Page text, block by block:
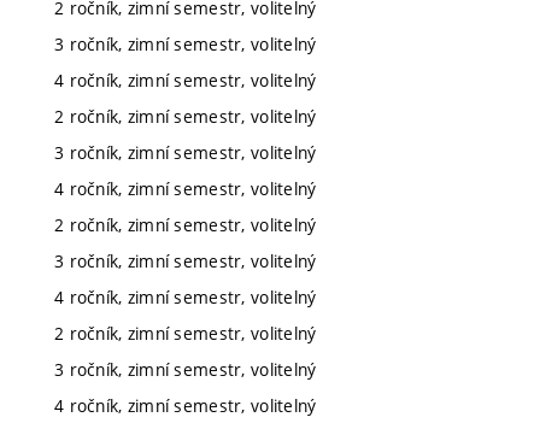
2 ročník, zimní semestr, volitelný
3 ročník, zimní semestr, volitelný
4 ročník, zimní semestr, volitelný
2 ročník, zimní semestr, volitelný
3 ročník, zimní semestr, volitelný
4 ročník, zimní semestr, volitelný
2 ročník, zimní semestr, volitelný
3 ročník, zimní semestr, volitelný
4 ročník, zimní semestr, volitelný
2 ročník, zimní semestr, volitelný
3 ročník, zimní semestr, volitelný
4 ročník, zimní semestr, volitelný